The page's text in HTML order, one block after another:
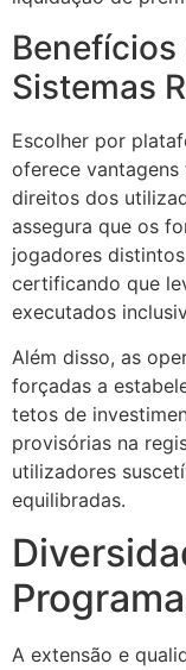
Benefícios
Sistemas
Escolher por
oferece
direitos dos
assegura que os
jogadores
certificando que
executados
Além disso, as
forçadas a
tetos de
provisórias na
utilizadores
equilibradas.
A extensão e